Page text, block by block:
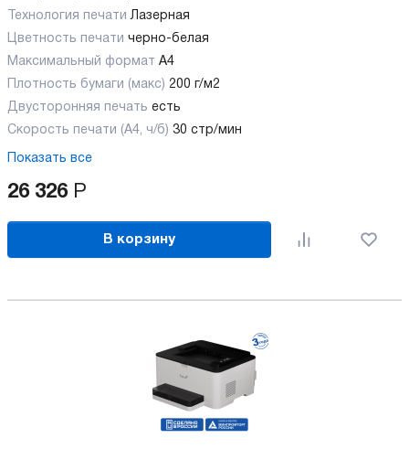
Технология печати Лазерная
Цветность печати черно-белая
Максимальный формат А4
Плотность бумаги (макс) 200 г/м2
Двусторонняя печать есть
Скорость печати (А4, ч/б) 30 стр/мин
Показать все
26 326 Р
В корзину